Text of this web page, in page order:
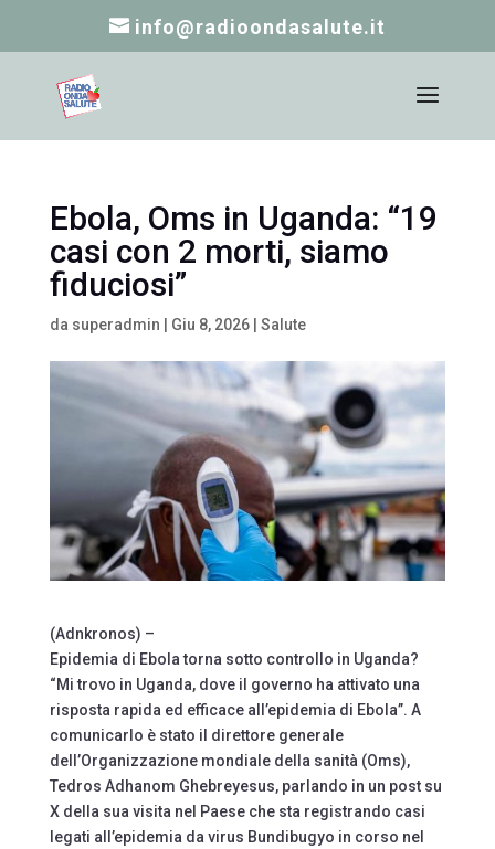
info@radioondasalute.it
Ebola, Oms in Uganda: “19
casi con 2 morti, siamo
fiduciosi”
da superadmin Giu 8, 2026| Salute
(Adnkronos) –
Epidemia di Ebola torna sotto controllo in Uganda?
“Mi trovo in Uganda, dove il governo ha attivato una
risposta rapida ed efficace all’epidemia di Ebola”. A
comunicarlo è stato il direttore generale
dell’Organizzazione mondiale della sanità (Oms),
Tedros Adhanom Ghebreyesus, parlando in un post su
X della sua visita nel Paese che sta registrando casi
legati all’epidemia da virus Bundibugyo in corso nel